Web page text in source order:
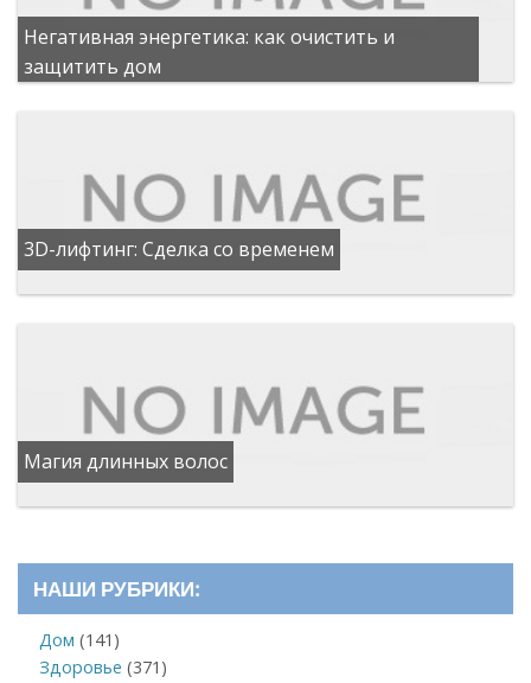
Негативная энергетика: как очистить и
защитить дом
3D-лифтинг: Сделка со временем
Магия длинных волос
НАШИ РУБРИКИ:
Дом (141)
Здоровье (371)